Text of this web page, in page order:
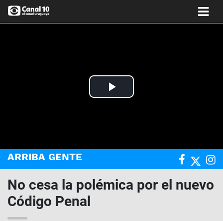
Play
ARRIBA GENTE
No cesa la polémica por el nuevo
Código Penal